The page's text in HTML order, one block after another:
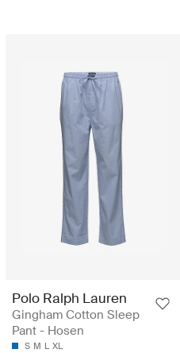
Polo Ralph Lauren
Gingham Cotton Sleep
Pant - Hosen
S M L XL